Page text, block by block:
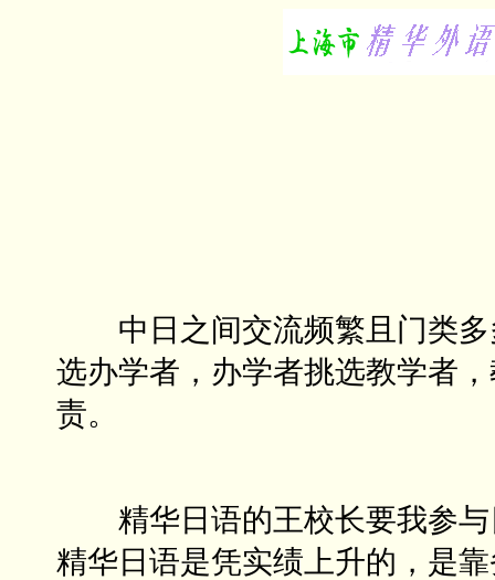
中日之间交流频繁且门类多
选办学者，办学者挑选教学者
责。
精华日语的王校长要我参与
精华日语是凭实绩上升的，是